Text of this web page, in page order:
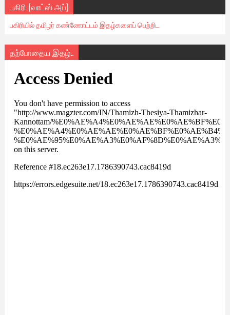
பகிரி (வாட்ஸ் அப்)
பகிரியில் தமிழர் கண்ணோட்டம் இதழ்களைப் பெற்றிட
தற்போதைய இதழ்..